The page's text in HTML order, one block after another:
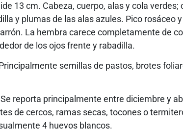
13 cm. Cabeza, cuerpo, alas y cola verdes;
y plumas de las alas azules. Pico rosáceo
La hembra carece completamente de
de los ojos frente y rabadilla.
semillas de pastos, brotes
Se reporta principalmente entre diciembre y
de cercos, ramas secas, tocones o
4 huevos blancos.